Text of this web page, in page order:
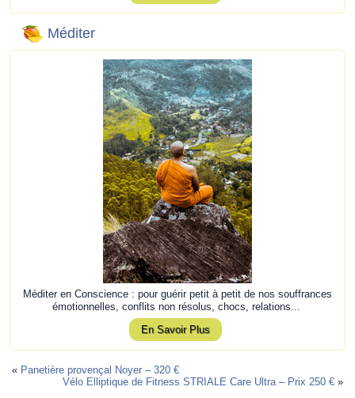
Méditer
Méditer en Conscience : pour guérir petit à petit de nos souffrances
émotionnelles, conflits non résolus, chocs, relations...
En Savoir Plus
« Panetière provençal Noyer – 320 €
Vélo Elliptique de Fitness STRIALE Care Ultra – Prix 250 €»